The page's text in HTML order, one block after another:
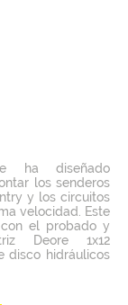
ha diseñado
los senderos
y los circuitos
velocidad. Este
el probado y
Deore 1x12
disco hidráulicos